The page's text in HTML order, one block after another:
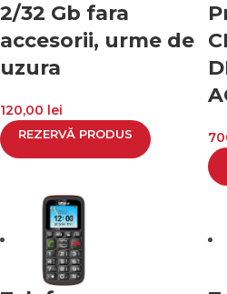
2/32 Gb fara
accesorii, urme de
uzura
120,00 lei
REZERVĂ PRODUS